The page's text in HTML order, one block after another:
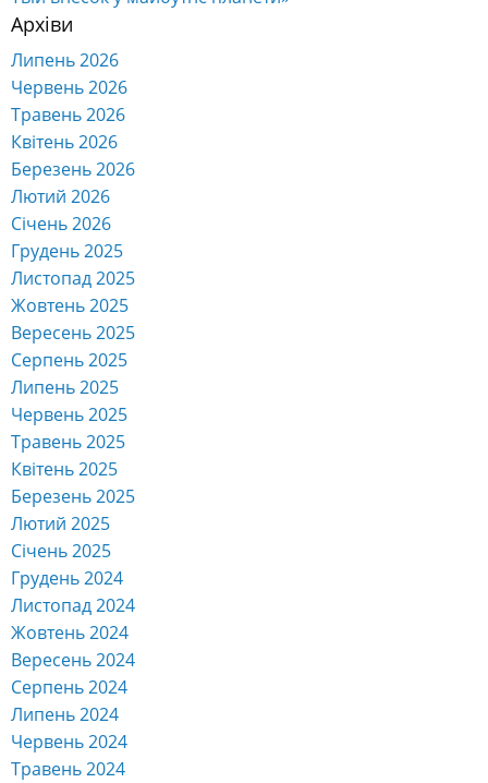
Архіви
Липень 2026
Червень 2026
Травень 2026
Квітень 2026
Березень 2026
Лютий 2026
Січень 2026
Грудень 2025
Листопад 2025
Жовтень 2025
Вересень 2025
Серпень 2025
Липень 2025
Червень 2025
Травень 2025
Квітень 2025
Березень 2025
Лютий 2025
Січень 2025
Грудень 2024
Листопад 2024
Жовтень 2024
Вересень 2024
Серпень 2024
Липень 2024
Червень 2024
Травень 2024